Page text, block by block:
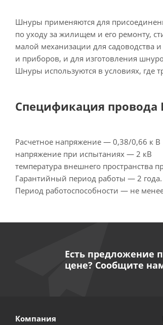
Шнуры применяются для
по уходу за жилищем и его ремонту,
малой механизации для садоводства
и приборов, и для изготовления
Шнуры используются в условиях, где
Спецификация провода
Расчетное напряжение — 0,38/0,66 к В
напряжение при испытаниях — 2 кВ
температура внешнего пространства
Гарантийный период работы — 2 года.
Период работоспособности — не
Есть предложение
цене? Сообщите
Компания